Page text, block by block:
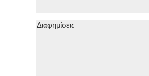
Διαφημίσεις